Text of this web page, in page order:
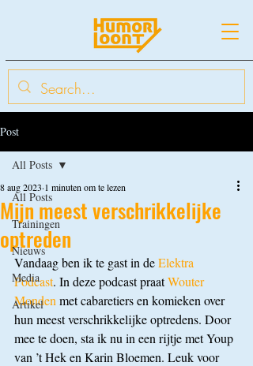
Post
All Posts
Trainingen
Nieuws
Media
Artikel
All Posts
Mijn meest verschrikkelijke
optreden
8 aug 2023 1 minuten om te lezen
Vandaag ben ik te gast in de Elektra
Podcast. In deze podcast praat Wouter
Monden met cabaretiers en komieken over
hun meest verschrikkelijke optredens. Door
mee te doen, sta ik nu in een rijtje met Youp
van ’t Hek en Karin Bloemen. Leuk voor